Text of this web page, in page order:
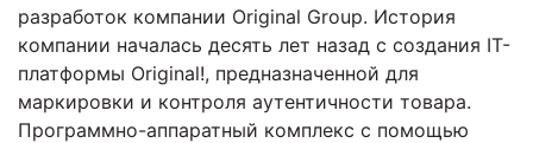
разработок компании Original Group. История
компании началась десять лет назад с создания IT-
платформы Original!, предназначенной для
маркировки и контроля аутентичности товара.
Программно-аппаратный комплекс с помощью